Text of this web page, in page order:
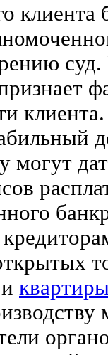
клиента
суд.
могут